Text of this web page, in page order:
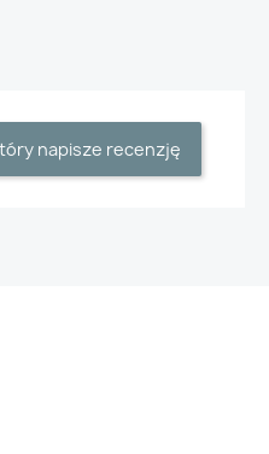
napisze recenzję